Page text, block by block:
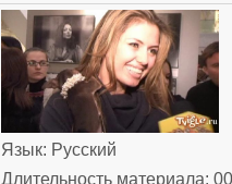
Язык: Русский
Длительность материала: